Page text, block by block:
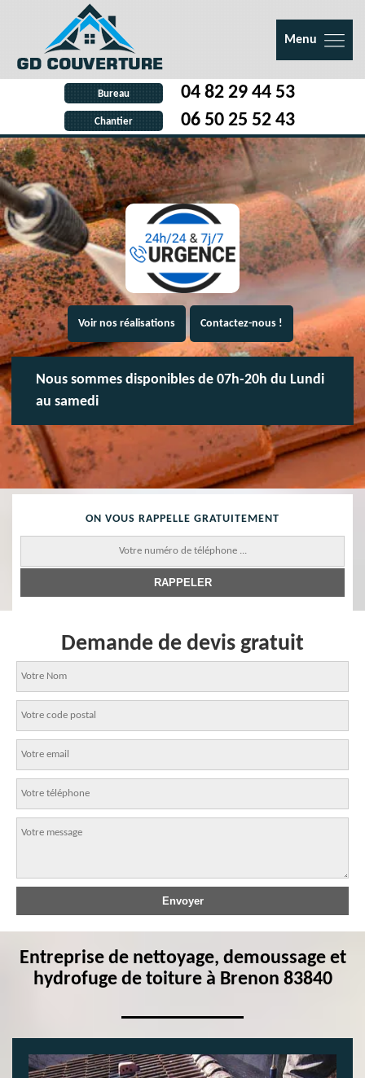
Menu
Bureau 04 82 29 44 53
Chantier 06 50 25 52 43
Voir nos réalisations Contactez-nous !
Nous sommes disponibles de 07h-20h du Lundi
au samedi
ON VOUS RAPPELLE GRATUITEMENT
Demande de devis gratuit
Entreprise de nettoyage, demoussage et
hydrofuge de toiture à Brenon 83840